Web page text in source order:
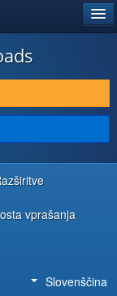
vprašanja
Slovenščina